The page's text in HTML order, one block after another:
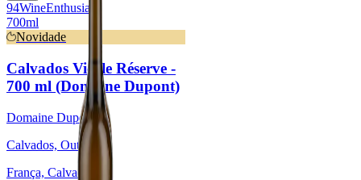
94WineEnthusiast
700ml
Novidade
Calvados Vieille Réserve -
700 ml (Domaine Dupont)
Domaine Dupont
Calvados, Outras
França, Calvados